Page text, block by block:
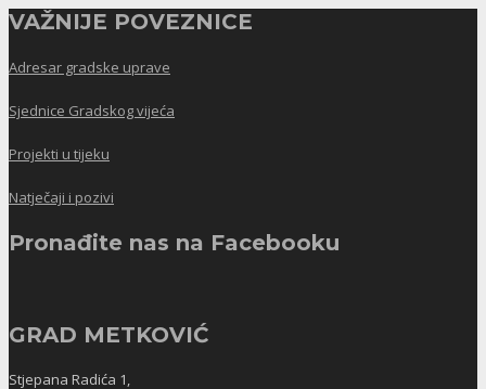
VAŽNIJE POVEZNICE
Adresar gradske uprave
Sjednice Gradskog vijeća
Projekti u tijeku
Natječaji i pozivi
Pronađite nas na Facebooku
GRAD METKOVIĆ
Stjepana Radića 1,